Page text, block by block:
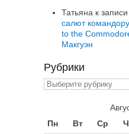
Татьяна к записи
салют
to the
Макгуэн
Рубрики
Рубрики
Пн
Вт Ср